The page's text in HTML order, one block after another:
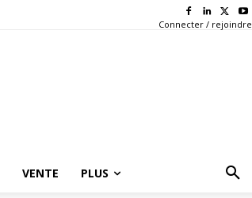
Connecter / rejoindre
VENTE PLUS